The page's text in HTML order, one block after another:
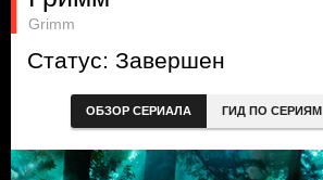
Grimm
Статус: Завершен
ОБЗОР СЕРИАЛА ГИД ПО СЕРИЯМ